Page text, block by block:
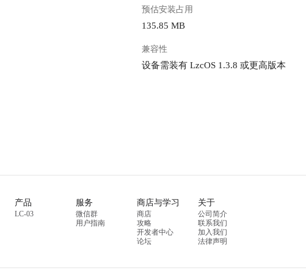
预估安装占用
135.85 MB
兼容性
设备需装有 LzcOS 1.3.8 或更高版本
产品
LC-03
服务
微信群
用户指南
商店与学习
商店
攻略
开发者中心
论坛
关于
公司简介
联系我们
加入我们
法律声明